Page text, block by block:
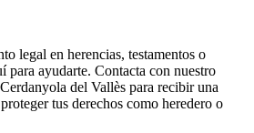
legal en herencias, testamentos o
para ayudarte. Contacta con nuestro
del Vallès para recibir una
tus derechos como heredero o